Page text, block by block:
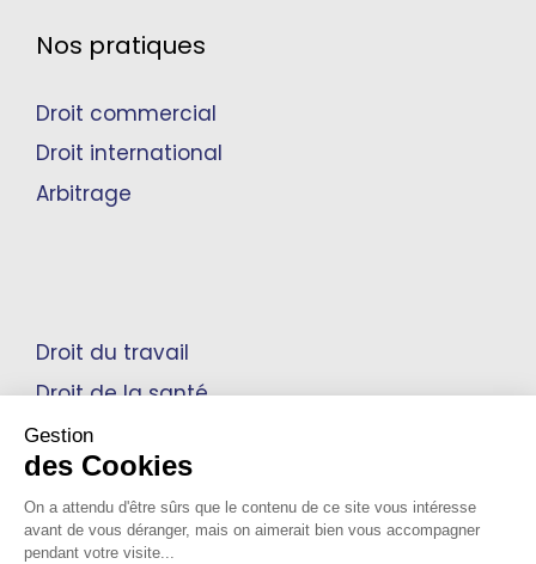
Nos pratiques
Droit commercial
Droit international
Arbitrage
Droit du travail
Droit de la santé
Propriété intellectuelle
Gestion
des Cookies
On a attendu d'être sûrs que le contenu de ce site vous intéresse
avant de vous déranger, mais on aimerait bien vous accompagner
pendant votre visite...